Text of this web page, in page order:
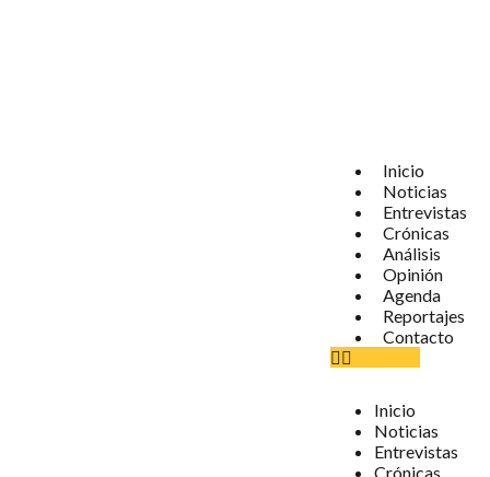
Inicio
Noticias
Entrevistas
Crónicas
Análisis
Opinión
Agenda
Reportajes
Contacto
Inicio
Noticias
Entrevistas
Crónicas